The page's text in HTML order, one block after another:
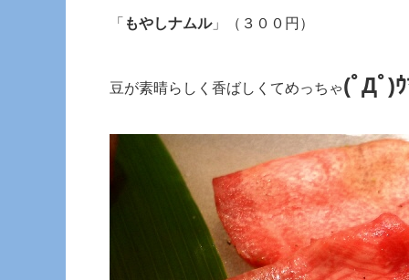
「 もやしナムル」（３００円）
豆が素晴らしく香ばしくてめっちゃ(ﾟДﾟ)